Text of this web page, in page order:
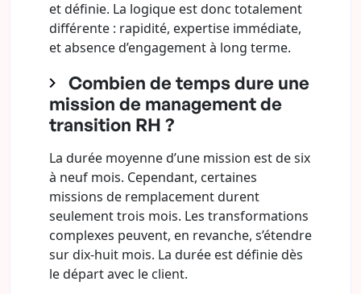
et définie. La logique est donc totalement
différente : rapidité, expertise immédiate,
et absence d’engagement à long terme.
Combien de temps dure une
mission de management de
transition RH ?
La durée moyenne d’une mission est de six
à neuf mois. Cependant, certaines
missions de remplacement durent
seulement trois mois. Les transformations
complexes peuvent, en revanche, s’étendre
sur dix-huit mois. La durée est définie dès
le départ avec le client.